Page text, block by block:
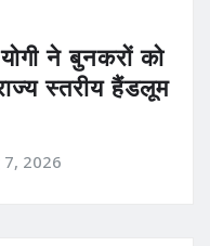
ने बुनकरों को
स्तरीय हैंडलूम
7, 2026